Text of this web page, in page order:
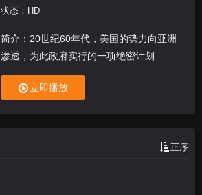
阿基·阿维尼
翰·芬
丹柯·约尔丹诺夫 史蒂芬·常
迪米
特尔·多切诺夫
Mike Pyle
Garry
Cooper
Emily Joyce
状态：HD
简介：20世纪60年代，美国的势力向亚洲
渗透，为此政府实行的一项绝密计划——战
士再造计划，通过药物注射等手段将士兵大
造成冷血无情、实力强悍的超级战士。随着
的第二代超级战士。然而一次意外后12名二
立即播放
正序